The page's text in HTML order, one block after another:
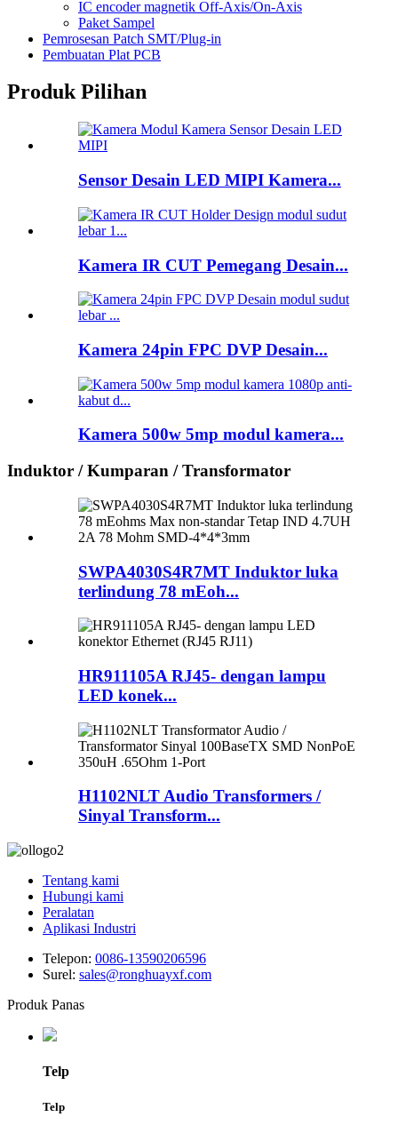
IC encoder magnetik Off-Axis/On-Axis
Paket Sampel
Pemrosesan Patch SMT/Plug-in
Pembuatan Plat PCB
Produk Pilihan
Sensor Desain LED MIPI Kamera...
Kamera IR CUT Pemegang Desain...
Kamera 24pin FPC DVP Desain...
Kamera 500w 5mp modul kamera...
Induktor / Kumparan / Transformator
SWPA4030S4R7MT Induktor luka
terlindung 78 mEoh...
HR911105A RJ45- dengan lampu
LED konek...
H1102NLT Audio Transformers /
Sinyal Transform...
Tentang kami
Hubungi kami
Peralatan
Aplikasi Industri
Telepon: 0086-13590206596
Surel: sales@ronghuayxf.com
Produk Panas
Telp
Telp